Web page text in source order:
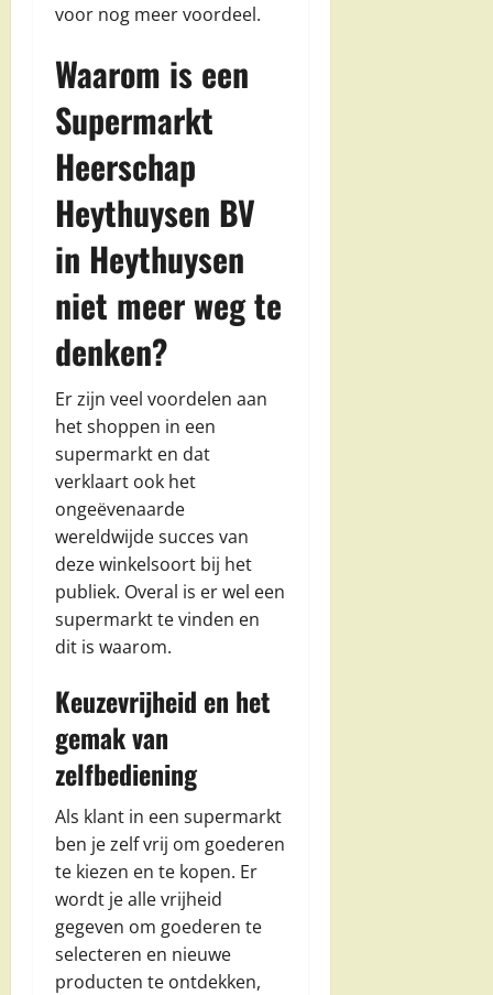
voor nog meer voordeel.
Waarom is een
Supermarkt
Heerschap
Heythuysen BV
in Heythuysen
niet meer weg te
denken?
Er zijn veel voordelen aan
het shoppen in een
supermarkt en dat
verklaart ook het
ongeëvenaarde
wereldwijde succes van
deze winkelsoort bij het
publiek. Overal is er wel een
supermarkt te vinden en
dit is waarom.
Keuzevrijheid en het
gemak van
zelfbediening
Als klant in een supermarkt
ben je zelf vrij om goederen
te kiezen en te kopen. Er
wordt je alle vrijheid
gegeven om goederen te
selecteren en nieuwe
producten te ontdekken,